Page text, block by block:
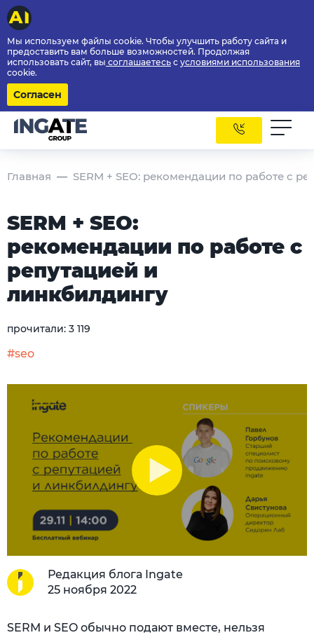
Мы используем файлы cookie. Чтобы улучшить работу сайта и
предоставить вам больше возможностей. Продолжая
использовать сайт, вы соглашаетесь с условиями использования
cookie.
Согласен
Главная SERM + SEO: рекомендации по работе с
SERM + SEO:
рекомендации по работе с
репутацией и
линкбилдингу
прочитали: 3 119
#seo
Редакция блога Ingate
25 ноября 2022
SERM и SEO обычно подают вместе, нельзя